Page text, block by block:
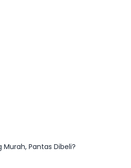
Murah, Pantas Dibeli?